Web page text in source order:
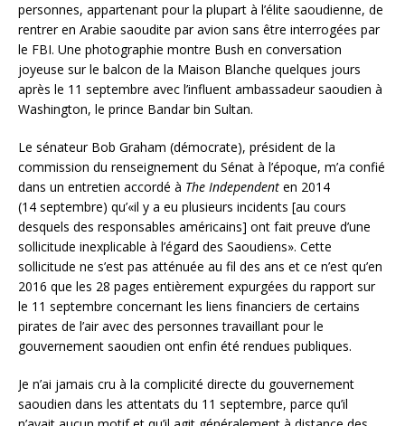
personnes, appartenant pour la plupart à l’élite saoudienne, de
rentrer en Arabie saoudite par avion sans être interrogées par
le FBI. Une photographie montre Bush en conversation
joyeuse sur le balcon de la Maison Blanche quelques jours
après le 11 septembre avec l’influent ambassadeur saoudien à
Washington, le prince Bandar bin Sultan.
Le sénateur Bob Graham (démocrate), président de la
commission du renseignement du Sénat à l’époque, m’a confié
dans un entretien accordé à The Independent en 2014
(14 septembre) qu’«il y a eu plusieurs incidents [au cours
desquels des responsables américains] ont fait preuve d’une
sollicitude inexplicable à l’égard des Saoudiens». Cette
sollicitude ne s’est pas atténuée au fil des ans et ce n’est qu’en
2016 que les 28 pages entièrement expurgées du rapport sur
le 11 septembre concernant les liens financiers de certains
pirates de l’air avec des personnes travaillant pour le
gouvernement saoudien ont enfin été rendues publiques.
Je n’ai jamais cru à la complicité directe du gouvernement
saoudien dans les attentats du 11 septembre, parce qu’il